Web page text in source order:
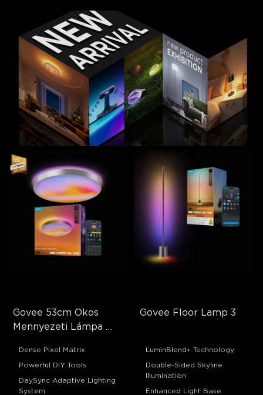
Govee 53cm Okos
Mennyezeti Lámpa
Dense Pixel Matrix
Powerful DIY Tools
DaySync Adaptive Lighting
System
Govee Floor Lamp 3
LuminBlend+ Technology
Double-Sided Skyline
Illumination
Enhanced Light Base